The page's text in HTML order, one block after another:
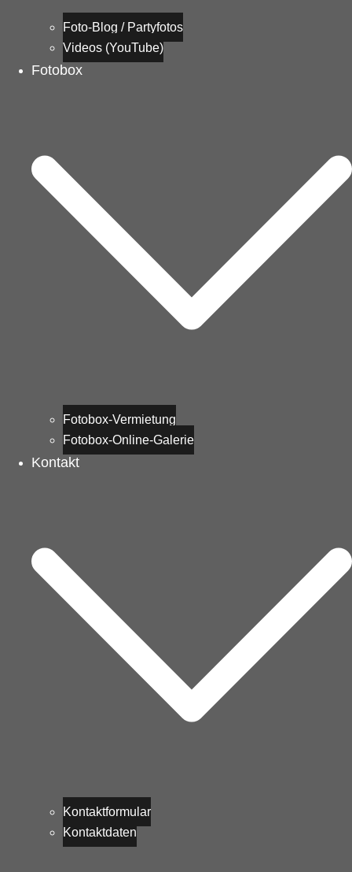
Foto-Blog / Partyfotos
Videos (YouTube)
Fotobox
Fotobox-Vermietung
Fotobox-Online-Galerie
Kontakt
Kontaktformular
Kontaktdaten